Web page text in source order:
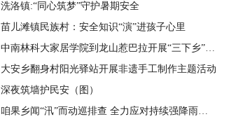
洗洛镇:“同心筑梦”守护暑期安全
苗儿滩镇民族村：安全知识“演”进孩子心里
中南林科大家居学院到龙山惹巴拉开展“三下乡”实践活动
大安乡翻身村阳光驿站开展非遗手工制作主题活动
深夜筑墙护民安（图）
咱果乡闻“汛”而动巡排查 全力应对持续强降雨天气